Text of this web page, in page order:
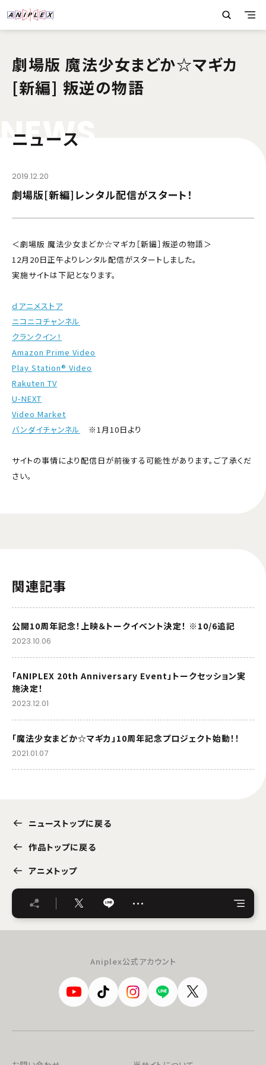
劇場版 魔法少女まどか☆マギカ
[新編] 叛逆の物語
NEWS
ニュース
2019.12.20
劇場版[新編]レンタル配信がスタート！
＜劇場版 魔法少女まどか☆マギカ［新編］叛逆の物語＞
12月20日正午よりレンタル配信がスタートしました。
実施サイトは下記となります。
ｄアニメストア
ニコニコチャンネル
クランクイン！
Amazon Prime Video
Play Station® Video
Rakuten TV
U-NEXT
Video Market
バンダイチャンネル
※1月10日より
サイトの事情により配信日が前後する可能性があります。ご了承くだ
さい。
関連記事
公開10周年記念！上映＆トークイベント決定！ ※10/6追記
2023.10.06
「ANIPLEX 20th Anniversary Event」トークセッション実
施決定！
2023.12.01
「魔法少女まどか☆マギカ」10周年記念プロジェクト始動！！
2021.01.07
ニューストップに戻る
作品トップに戻る
アニメトップ
…
Aniplex公式アカウント